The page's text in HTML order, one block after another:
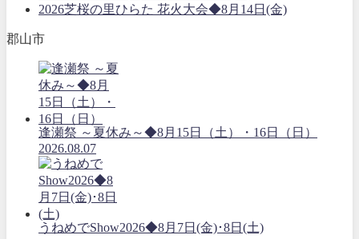
2026芝桜の里ひらた 花火大会◆8月14日(金)
郡山市
逢瀬祭 ～夏休み～◆8月15日（土）・16日（日）
2026.08.07
うねめでShow2026◆8月7日(金)･8日(土)